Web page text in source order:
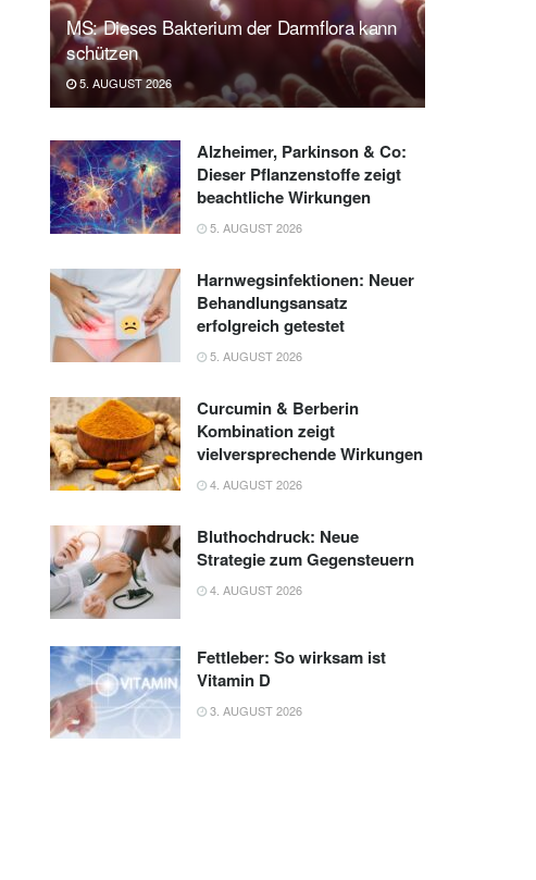
MS: Dieses Bakterium der Darmflora kann
schützen
5. AUGUST 2026
Alzheimer, Parkinson & Co:
Dieser Pflanzenstoffe zeigt
beachtliche Wirkungen
5. AUGUST 2026
Harnwegsinfektionen: Neuer
Behandlungsansatz
erfolgreich getestet
5. AUGUST 2026
Curcumin & Berberin
Kombination zeigt
vielversprechende Wirkungen
4. AUGUST 2026
Bluthochdruck: Neue
Strategie zum Gegensteuern
4. AUGUST 2026
Fettleber: So wirksam ist
Vitamin D
3. AUGUST 2026